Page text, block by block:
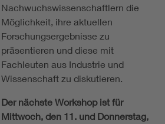
Nachwuchswissenschaftlern die
Möglichkeit, ihre aktuellen
Forschungsergebnisse zu
präsentieren und diese mit
Fachleuten aus Industrie und
Wissenschaft zu diskutieren.
Der nächste Workshop ist für
Mittwoch, den 11. und Donnerstag,